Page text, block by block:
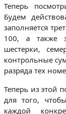
Теперь
Будем
заполняется
100, а также
шестерки,
контрольные
разряда тех
Теперь из этой
для того,
каждой